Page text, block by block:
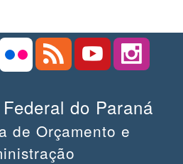
do Paraná
de Orçamento e